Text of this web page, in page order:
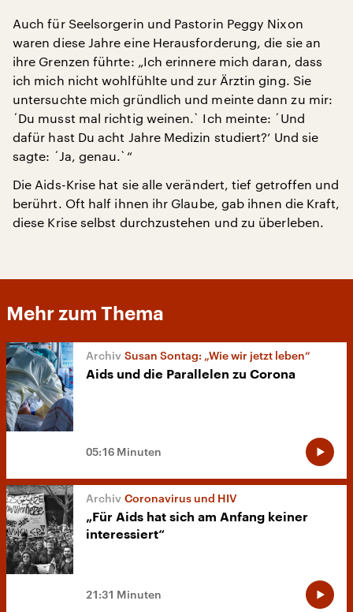
Auch für Seelsorgerin und Pastorin Peggy Nixon
waren diese Jahre eine Herausforderung, die sie an
ihre Grenzen führte: „Ich erinnere mich daran, dass
ich mich nicht wohlfühlte und zur Ärztin ging. Sie
untersuchte mich gründlich und meinte dann zu mir:
´Du musst mal richtig weinen.` Ich meinte: ´Und
dafür hast Du acht Jahre Medizin studiert?‘ Und sie
sagte: ´Ja, genau.`“
Die Aids-Krise hat sie alle verändert, tief getroffen und
berührt. Oft half ihnen ihr Glaube, gab ihnen die Kraft,
diese Krise selbst durchzustehen und zu überleben.
Mehr zum Thema
Susan Sontag: „Wie wir jetzt leben“
Aids und die Parallelen zu Corona
05:16 Minuten
Coronavirus und HIV
„Für Aids hat sich am Anfang keiner
interessiert“
21:31 Minuten